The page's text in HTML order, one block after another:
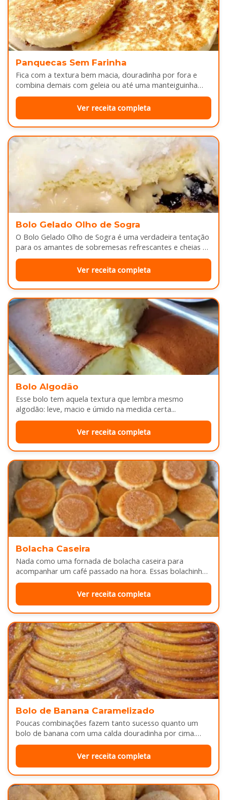
Panquecas Sem Farinha
Fica com a textura bem macia, douradinha por fora e
combina demais com geleia ou até uma manteiguinha
derretendo por cima...
Ver receita completa
Bolo Gelado Olho de Sogra
O Bolo Gelado Olho de Sogra é uma verdadeira tentação
para os amantes de sobremesas refrescantes e cheias de
sabor...
Ver receita completa
Bolo Algodão
Esse bolo tem aquela textura que lembra mesmo
algodão: leve, macio e úmido na medida certa...
Ver receita completa
Bolacha Caseira
Nada como uma fornada de bolacha caseira para
acompanhar um café passado na hora. Essas bolachinhas
ficam levemente douradas por…
Ver receita completa
Bolo de Banana Caramelizado
Poucas combinações fazem tanto sucesso quanto um
bolo de banana com uma calda douradinha por cima.
Enquanto assa, aquele cheirinho…
Ver receita completa